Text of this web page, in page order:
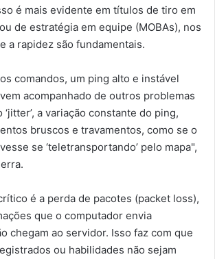
é mais evidente em títulos de tiro em
de estratégia em equipe (MOBAs), nos
a rapidez são fundamentais.
comandos, um ping alto e instável
acompanhado de outros problemas
a variação constante do ping,
bruscos e travamentos, como se o
se ‘teletransportando’ pelo mapa",
é a perda de pacotes (packet loss),
que o computador envia
chegam ao servidor. Isso faz com que
ou habilidades não sejam